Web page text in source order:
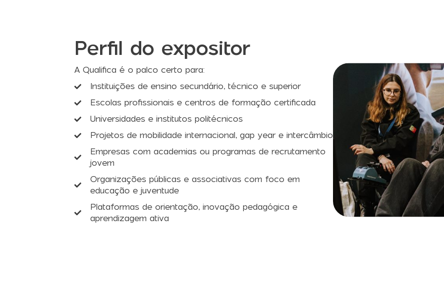
Perfil do expositor
A Qualifica é o palco certo para:
Instituições de ensino secundário, técnico e superior
Escolas profissionais e centros de formação certificada
Universidades e institutos politécnicos
Projetos de mobilidade internacional, gap year e intercâmbio
Empresas com academias ou programas de recrutamento
jovem
Organizações públicas e associativas com foco em
educação e juventude
Plataformas de orientação, inovação pedagógica e
aprendizagem ativa